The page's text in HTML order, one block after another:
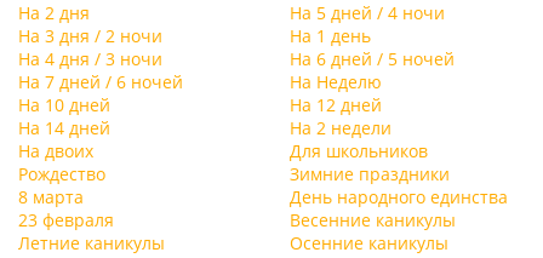
На 2 дня
На 5 дней / 4 ночи
На 3 дня / 2 ночи
На 1 день
На 4 дня / 3 ночи
На 6 дней / 5 ночей
На 7 дней / 6 ночей
На Неделю
На 10 дней
На 12 дней
На 14 дней
На 2 недели
На двоих
Для школьников
Рождество
Зимние праздники
8 марта
День народного единства
23 февраля
Весенние каникулы
Летние каникулы
Осенние каникулы